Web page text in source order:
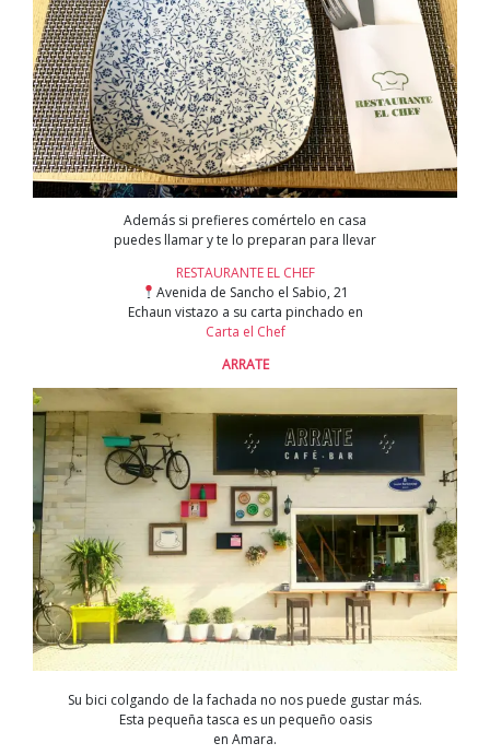
Además si prefieres comértelo en casa
puedes llamar y te lo preparan para llevar
RESTAURANTE EL CHEF
Avenida de Sancho el Sabio, 21
Echaun vistazo a su carta pinchado en
Carta el Chef
ARRATE
Su bici colgando de la fachada no nos puede gustar más.
Esta pequeña tasca es un pequeño oasis
en Amara.